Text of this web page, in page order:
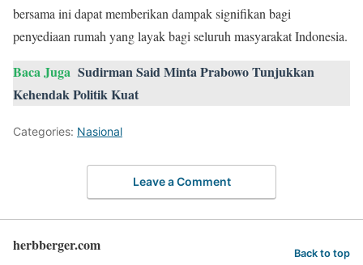
bersama ini dapat memberikan dampak signifikan bagi
penyediaan rumah yang layak bagi seluruh masyarakat Indonesia.
Baca Juga Sudirman Said Minta Prabowo Tunjukkan
Kehendak Politik Kuat
Categories: Nasional
Leave a Comment
herbberger.com Back to top